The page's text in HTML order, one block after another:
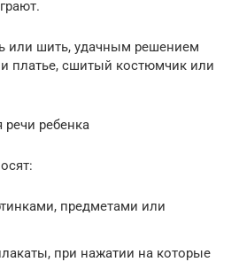
или шить, удачным решением
платье, сшитый костюмчик или
ребенка
предметами или
при нажатии на которые